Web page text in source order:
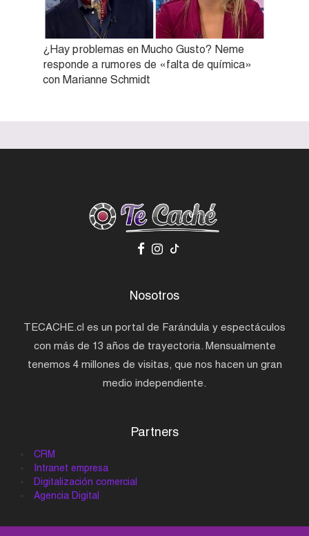
¿Hay problemas en Mucho Gusto? Neme
responde a rumores de «falta de química»
con Marianne Schmidt
Nosotros
TECACHE.cl es un portal de Farándula y espectáculos
con más de 13 años de trayectoria. Mensualmente
tenemos 4 millones de visitas, que nos hacen un gran
medio independiente.
Partners
CRM
Intranet empresa
Digitalización comercial
Agencia Digital